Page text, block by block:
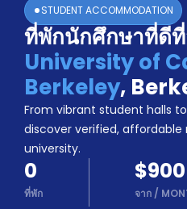
ระบบ
Booking
Accommodation
About
us
Blog
Refer
And
Earn
Become
A
Partner
Help
STUDENT ACCOMMODATION
ที่พักนักศึกษาที่ดี
University of
Berkeley,
From vibrant student halls
discover verified, affordable
university.
0
ที่พัก
$900
จาก /